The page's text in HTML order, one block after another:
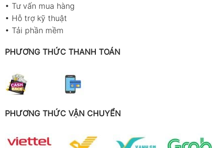
• Tư vấn mua hàng
• Hỗ trợ kỹ thuật
• Tải phần mềm
PHƯƠNG THỨC THANH TOÁN
PHƯƠNG THỨC VẬN CHUYỂN